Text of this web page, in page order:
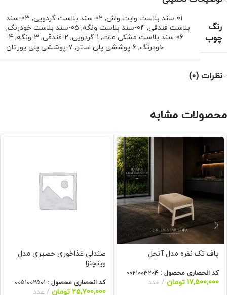
رنگ
چوب
01-سند بلاست وایت واش , 02-سند بلاست گردویی ,
03-سند
بلاست فندقی, 04-سند بلاست ونگه , 05-سند بلاست خودرنگ
,
06-سند بلاست مشکی مات
, 1-گردویی , 2-فندقی , 3-ونگه ,
4-
خودرنگ, 6-پوششی پلی استر , 7-پوششی پلی یورتان
نظرات (0)
محصولات مشابه
پاف تک نفره مدل آنجل
کد انحصاری محصول : 0021003204
17,500,000 تومان عدد
صندلی غذاخوری حصیری مدل
وینچنزا
کد انحصاری محصول : 0051002501
25,700,000 تومان عدد